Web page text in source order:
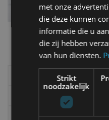
Meer
Alle
Elektrisch
Interview
Gadgets
met onze
die deze kunnen
informatie die u
die zij hebben
van hun diensten.
Strikt
noodzakelijk